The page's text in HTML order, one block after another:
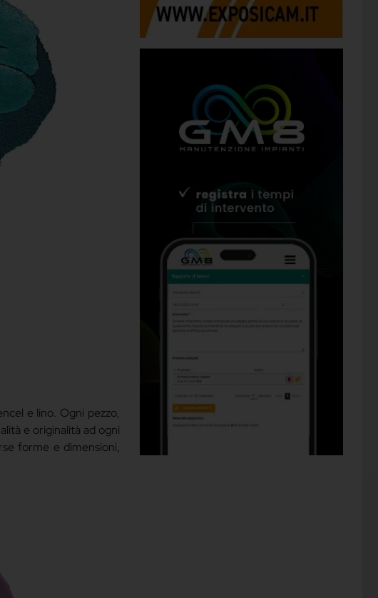
e lino. Ogni pezzo,
e originalità ad ogni
forme e dimensioni,